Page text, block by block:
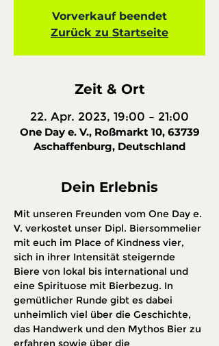
Vorverkauf beendet
Zurück zu Startseite
Zeit & Ort
22. Apr. 2023, 19:00 – 21:00
One Day e. V., Roßmarkt 10, 63739
Aschaffenburg, Deutschland
Dein Erlebnis
Mit unseren Freunden vom One Day e.
V. verkostet unser Dipl. Biersommelier
mit euch im Place of Kindness vier,
sich in ihrer Intensität steigernde
Biere von lokal bis international und
eine Spirituose mit Bierbezug. In
gemütlicher Runde gibt es dabei
unheimlich viel über die Geschichte,
das Handwerk und den Mythos Bier zu
erfahren sowie über die